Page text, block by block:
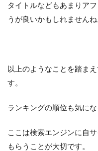
タイトルなどもあまりア
うが良いかもしれませんね
以上のようなことを踏ま
す。
ランキングの順位も気にな
ここは検索エンジンに自
もらうことが大切です。